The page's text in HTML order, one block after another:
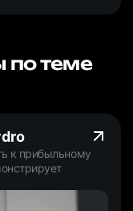
по теме
к прибыльному